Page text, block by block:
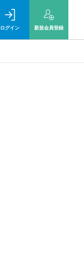
ログイン 新規会員登録